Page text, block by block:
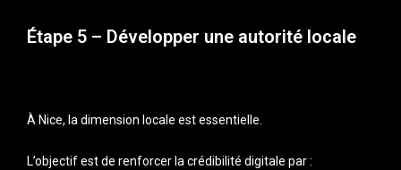
Étape 5 – Développer une autorité locale
À Nice, la dimension locale est essentielle.
L’objectif est de renforcer la crédibilité digitale par :